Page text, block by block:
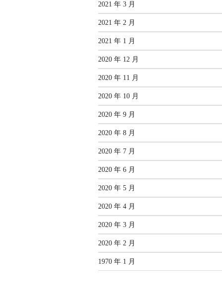
2021 年 3 月
2021 年 2 月
2021 年 1 月
2020 年 12 月
2020 年 11 月
2020 年 10 月
2020 年 9 月
2020 年 8 月
2020 年 7 月
2020 年 6 月
2020 年 5 月
2020 年 4 月
2020 年 3 月
2020 年 2 月
1970 年 1 月